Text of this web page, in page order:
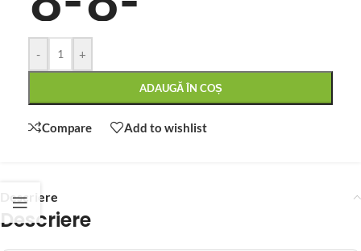
- +
ADAUGĂ ÎN COȘ
Compare Add to wishlist
Descriere
Descriere